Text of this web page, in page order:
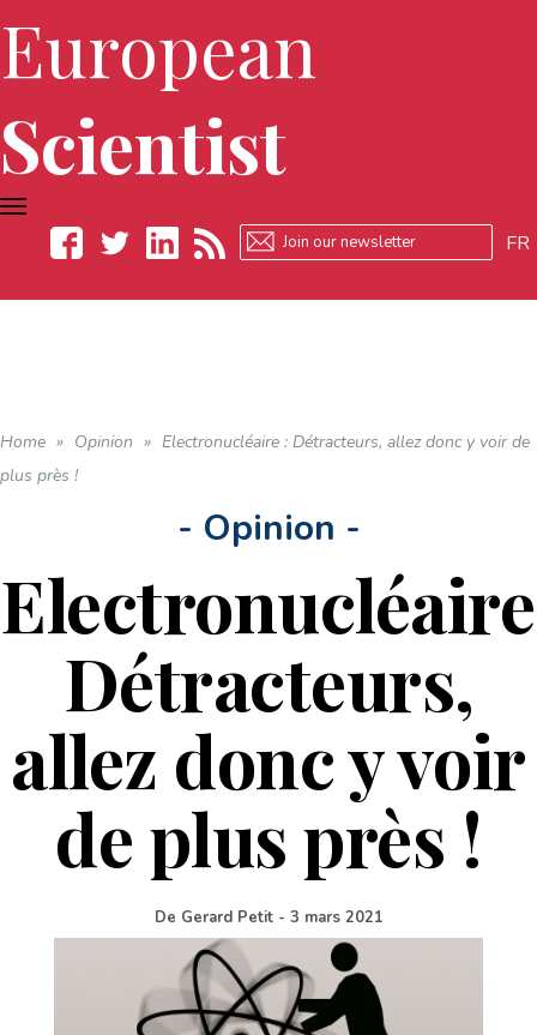
European
Scientist
FR
TOGGLE
NAVIGATION
Home » Opinion » Electronucléaire : Détracteurs, allez donc y voir de
plus près !
- Opinion -
Détracteurs,
allez donc y voir
de plus près !
De Gerard Petit - 3 mars 2021